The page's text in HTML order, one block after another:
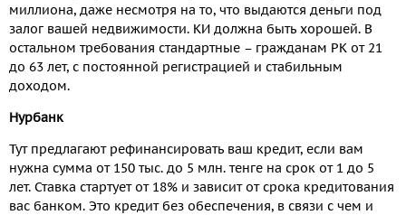
миллиона, даже несмотря на то, что выдаются деньги под
залог вашей недвижимости. КИ должна быть хорошей. В
остальном требования стандартные – гражданам РК от 21
до 63 лет, с постоянной регистрацией и стабильным
доходом.
Нурбанк
Тут предлагают рефинансировать ваш кредит, если вам
нужна сумма от 150 тыс. до 5 млн. тенге на срок от 1 до 5
лет. Ставка стартует от 18% и зависит от срока кредитования
вас банком. Это кредит без обеспечения, в связи с чем и